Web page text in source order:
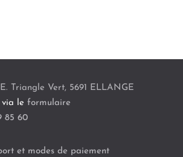
Triangle Vert, 5691
ELLANGE
via le formulaire
85 60
et modes de paiement